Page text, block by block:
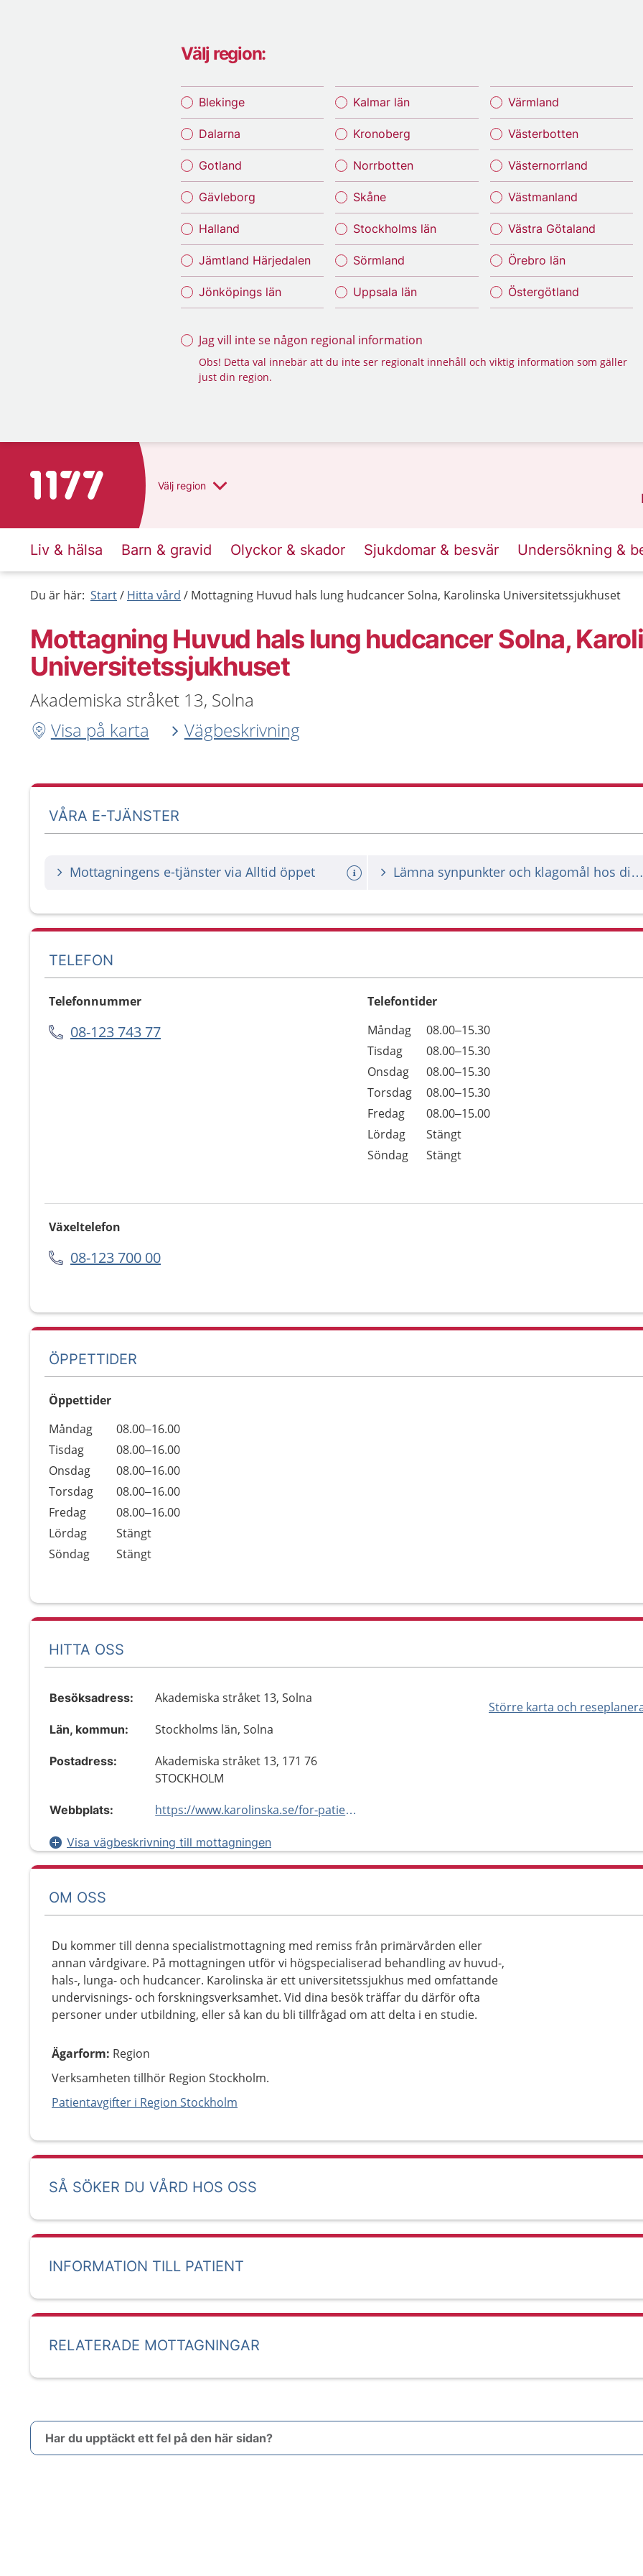
Välj region:
Blekinge
Dalarna
Gotland
Gävleborg
Halland
Jämtland Härjedalen
Jönköpings län
Kalmar län
Kronoberg
Norrbotten
Skåne
Stockholms län
Sörmland
Uppsala län
Värmland
Västerbotten
Västernorrland
Västmanland
Västra Götaland
Örebro län
Östergötland
Jag vill inte se någon regional information
Obs! Detta val innebär att du inte ser regionalt innehåll och viktig information som gäller
just din region.
Till startsidan för 1177 Välj region
Liv & hälsa Barn & gravid Olyckor & skador Sjukdomar & besvär Undersökning &
Du är här: Start Hitta vård Mottagning Huvud hals lung hudcancer Solna, Karolinska Universitetssjukhuset
Mottagning Huvud hals lung hudcancer Solna,
Universitetssjukhuset
Akademiska stråket 13, Solna
Visa på karta
Vägbeskrivning
VÅRA E-TJÄNSTER
Mottagningens e-tjänster via Alltid öppet Lämna synpunkter och klagomål hos din vårdgivare
TELEFON
Telefonnummer
08-123 743 77
Telefontider
Dag
Öppettider
Kommentarer
Måndag
08.00–15.30
Tisdag
08.00–15.30
Onsdag
08.00–15.30
Torsdag
08.00–15.30
Fredag
08.00–15.00
Lördag
Stängt
Söndag
Stängt
Växeltelefon
08-123 700 00
ÖPPETTIDER
Öppettider
Dag
Öppettider
Kommentarer
Måndag
08.00–16.00
Tisdag
08.00–16.00
Onsdag
08.00–16.00
Torsdag
08.00–16.00
Fredag
08.00–16.00
Lördag
Stängt
Söndag
Stängt
HITTA OSS
Större karta och
Besöksadress: Akademiska stråket 13, Solna
Län, kommun: Stockholms län, Solna
Postadress:
Akademiska stråket 13, 171 76
STOCKHOLM
Webbplats: https://www.karolinska.se/for-patienter/alla-mottagningar-och-avdelningar-a-o/tema-cancer/huvud-hals-lung-och-hudcancer/huvud--hals--lung--hudcancer-mottagning-solna/
Visa vägbeskrivning till mottagningen
OM OSS
Du kommer till denna specialistmottagning med remiss från primärvården eller
annan vårdgivare. På mottagningen utför vi högspecialiserad behandling av huvud-,
hals-, lunga- och hudcancer. Karolinska är ett universitetssjukhus med omfattande
undervisnings- och forskningsverksamhet. Vid dina besök träffar du därför ofta
personer under utbildning, eller så kan du bli tillfrågad om att delta i en studie.
Ägarform: Region
Verksamheten tillhör Region Stockholm.
Patientavgifter i Region Stockholm
SÅ SÖKER DU VÅRD HOS OSS
INFORMATION TILL PATIENT
RELATERADE MOTTAGNINGAR
Har du upptäckt ett fel på den här sidan?